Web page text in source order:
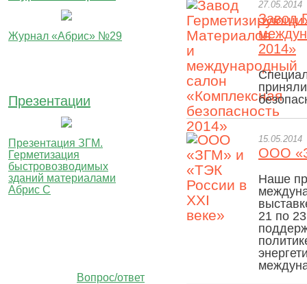
Журнал «Абрис» №29
Презентации
Презентация ЗГМ.
Герметизация
быстровозводимых
зданий материалами
Абрис С
Вопрос/ответ
27.05.2014
Завод
2014»
15.05.2014
ООО
Наше
21 по